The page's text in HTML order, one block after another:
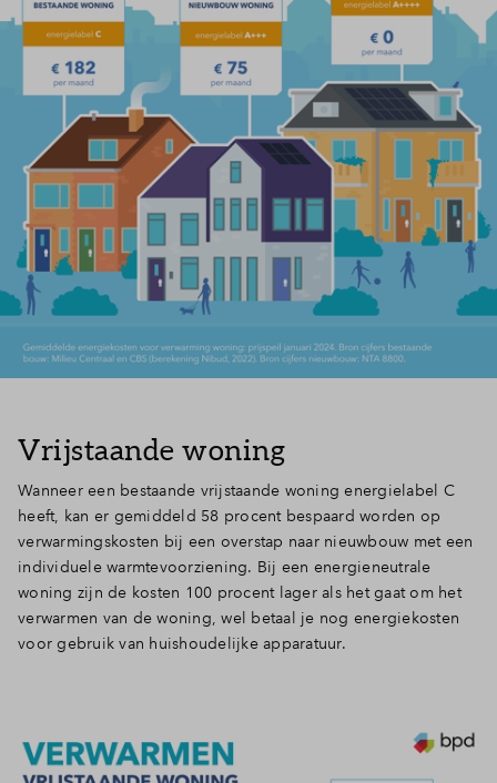
Vrijstaande woning
Wanneer een bestaande vrijstaande woning energielabel C
heeft, kan er gemiddeld 58 procent bespaard worden op
verwarmingskosten bij een overstap naar nieuwbouw met een
individuele warmtevoorziening. Bij een energieneutrale
woning zijn de kosten 100 procent lager als het gaat om het
verwarmen van de woning, wel betaal je nog energiekosten
voor gebruik van huishoudelijke apparatuur.